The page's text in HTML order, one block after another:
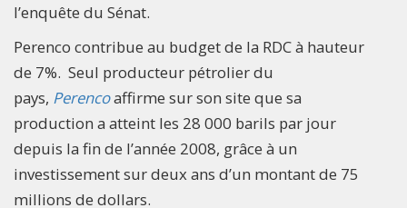
l’enquête du Sénat.
Perenco contribue au budget de la RDC à hauteur
de 7%. Seul producteur pétrolier du
pays, Perencoaffirme sur son site que sa
production a atteint les 28 000 barils par jour
depuis la fin de l’année 2008, grâce à un
investissement sur deux ans d’un montant de 75
millions de dollars.